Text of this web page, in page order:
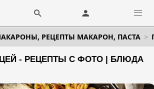
РЕЦЕПТЫ МАКАРОН, ПАСТА
- РЕЦЕПТЫ С ФОТО | БЛЮДА